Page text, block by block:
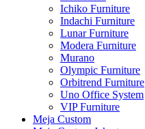
Ichiko Furniture
Indachi Furniture
Lunar Furniture
Modera Furniture
Murano
Olympic Furniture
Orbitrend Furniture
Uno Office System
VIP Furniture
Meja Custom